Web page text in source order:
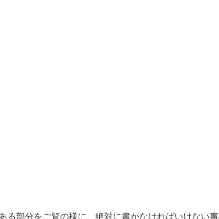
る部分をご覧の様に、絶対に書かなければいけない